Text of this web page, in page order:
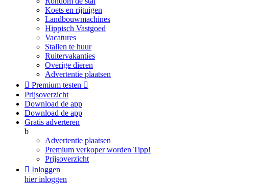
Koets en rijtuigen
Landbouwmachines
Hippisch Vastgoed
Vacatures
Stallen te huur
Ruitervakanties
Overige dieren
Advertentie plaatsen
 Premium testen 
Prijsoverzicht
Download de app
Download de app
Gratis adverteren
b
Advertentie plaatsen
Premium verkoper worden Tipp!
Prijsoverzicht
 Inloggen
hier inloggen